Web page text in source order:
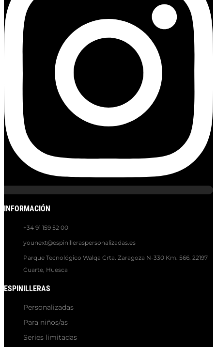
INFORMACIÓN
+34 91 159 52 00
younext@espinilleraspersonalizadas.es
Parque Tecnológico Walqa Crta. Zaragoza N-330 Km. 566. 22197
Cuarte, Huesca
ESPINILLERAS
Personalizadas
Para niños/as
Series limitadas